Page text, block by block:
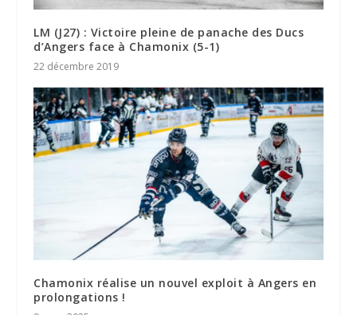
LM (J27) : Victoire pleine de panache des Ducs
d’Angers face à Chamonix (5-1)
22 décembre 2019
Chamonix réalise un nouvel exploit à Angers en
prolongations !